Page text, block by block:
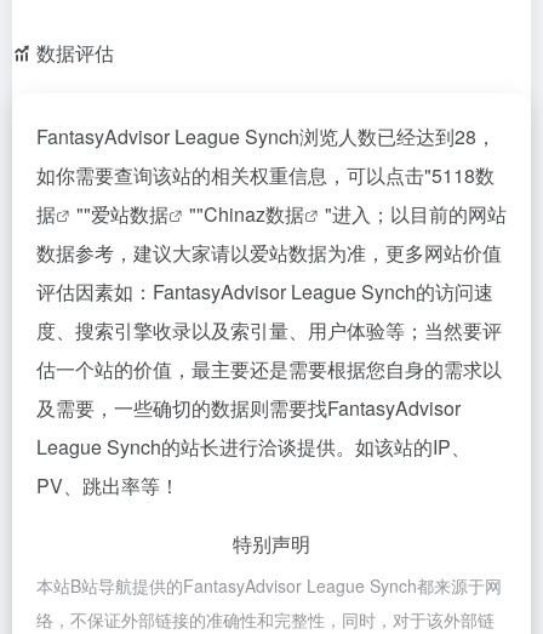
数据评估
FantasyAdvisor League Synch浏览人数已经达到28，
如你需要查询该站的相关权重信息，可以点击"5118数
据
""爱站数据 ""Chinaz数据
"进入；以目前的网站
数据参考，建议大家请以爱站数据为准，更多网站价值
评估因素如：FantasyAdvisor League Synch的访问速
度、搜索引擎收录以及索引量、用户体验等；当然要评
估一个站的价值，最主要还是需要根据您自身的需求以
及需要，一些确切的数据则需要找FantasyAdvisor
League Synch的站长进行洽谈提供。如该站的IP、
PV、跳出率等！
特别声明
本站B站导航提供的FantasyAdvisor League Synch都来源于网
络，不保证外部链接的准确性和完整性，同时，对于该外部链